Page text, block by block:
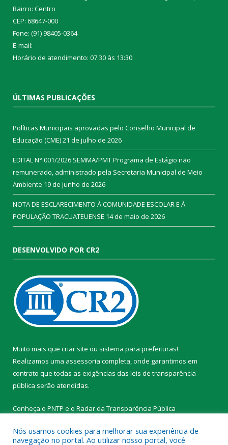
Bairro: Centro
CEP: 68647-000
Fone: (91) 98405-0364
E-mail:
Horário de atendimento: 07:30 às 13:30
ÚLTIMAS PUBLICAÇÕES
Políticas Municipais aprovadas pelo Conselho Municipal de
Educação (CME)21 de julho de 2026
EDITAL N° 001/2026 SEMMA/PMT Programa de Estágio não
remunerado, administrado pela Secretaria Municipal de Meio
Ambiente 19 de junho de 2026
NOTA DE ESCLARECIMENTO À COMUNIDADE ESCOLAR E À
POPULAÇÃO TRACUATEUENSE 14 de maio de 2026
DESENVOLVIDO POR CR2
Muito mais que criar site ou sistema para prefeituras!
Realizamos uma assessoria completa, onde garantimos em
contrato que todas as exigências das leis de transparência
pública serão atendidas.
Conheça o PNTP e o Radar da Transparência Pública
Nós usamos cookies para melhorar sua experiência de
navegação no portal. Ao utilizar nosso portal, você